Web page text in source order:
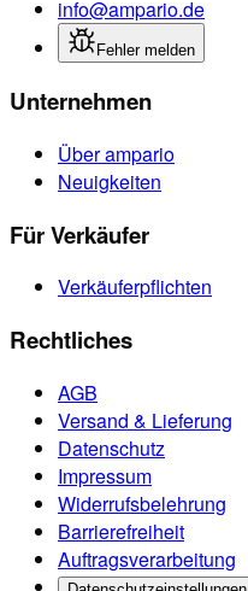
info@ampario.de
Fehler melden
Unternehmen
Über ampario
Neuigkeiten
Für Verkäufer
Verkäuferpflichten
Rechtliches
AGB
Versand & Lieferung
Datenschutz
Impressum
Widerrufsbelehrung
Barrierefreiheit
Auftragsverarbeitung